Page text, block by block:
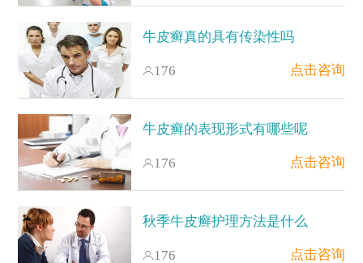
牛皮癣真的具有传染性吗
176 点击咨询
牛皮癣的表现形式有哪些呢
176 点击咨询
秋季牛皮癣护理方法是什么
176 点击咨询